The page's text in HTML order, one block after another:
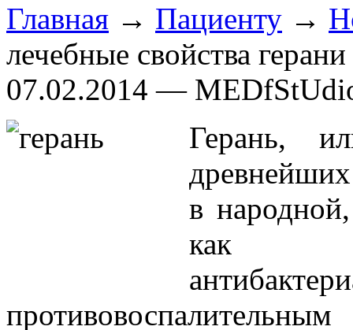
Главная → Пациенту →
лечебные свойства герани
07.02.2014 —
Герань,
древнейших
в
как